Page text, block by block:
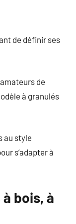
de définir ses
de
à granulés
au style
s’adapter à
bois, à